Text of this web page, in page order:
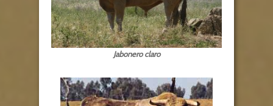
Jabonero claro